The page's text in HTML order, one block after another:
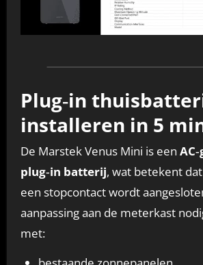
Plug‑in
installeren in 5
De Marstek Venus Mini is een
plug‑in batterij, wat betekent
een stopcontact wordt
aanpassing aan de meterkast
met: